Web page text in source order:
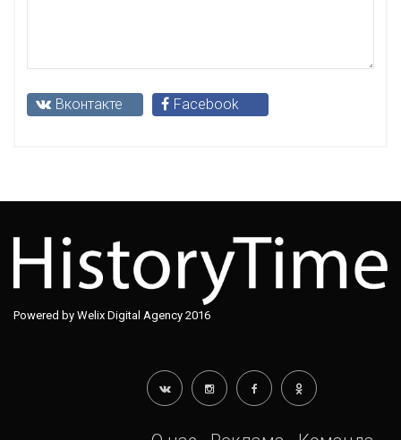
Вконтакте Facebook
Powered by Welix Digital Agency 2016